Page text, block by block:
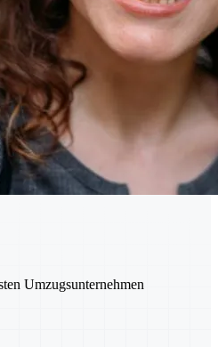
Umzugsunternehmen